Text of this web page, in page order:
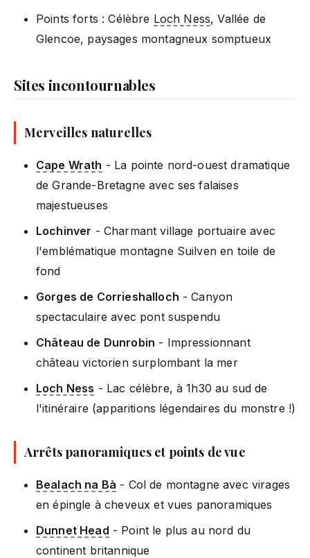
Points forts : Célèbre Loch Ness, Vallée de
Glencoe, paysages montagneux somptueux
Sites incontournables
Merveilles naturelles
Cape Wrath - La pointe nord-ouest dramatique
de Grande-Bretagne avec ses falaises
majestueuses
Lochinver - Charmant village portuaire avec
l'emblématique montagne Suilven en toile de
fond
Gorges de Corrieshalloch - Canyon
spectaculaire avec pont suspendu
Château de Dunrobin - Impressionnant
château victorien surplombant la mer
Loch Ness - Lac célèbre, à 1h30 au sud de
l'itinéraire (apparitions légendaires du monstre !)
Arrêts panoramiques et points de vue
Bealach na Bà - Col de montagne avec virages
en épingle à cheveux et vues panoramiques
Dunnet Head - Point le plus au nord du
continent britannique